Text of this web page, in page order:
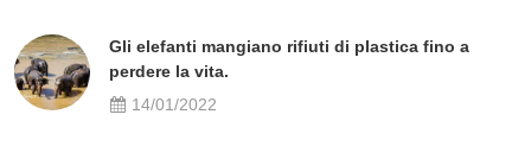
Gli elefanti mangiano rifiuti di plastica fino a
perdere la vita.
14/01/2022